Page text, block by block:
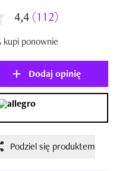
4,4 (112)
kupi ponownie
Dodaj opinię
Podziel się produktem